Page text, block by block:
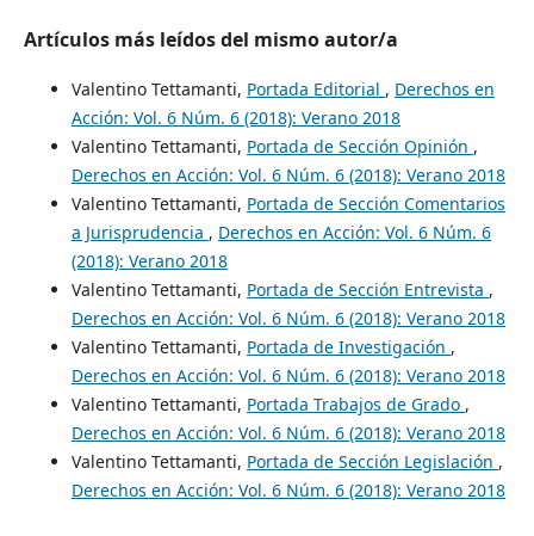
Artículos más leídos del mismo autor/a
Valentino Tettamanti, Portada Editorial , Derechos en
Acción: Vol. 6 Núm. 6 (2018): Verano 2018
Valentino Tettamanti, Portada de Sección Opinión ,
Derechos en Acción: Vol. 6 Núm. 6 (2018): Verano 2018
Valentino Tettamanti, Portada de Sección Comentarios
a Jurisprudencia , Derechos en Acción: Vol. 6 Núm. 6
(2018): Verano 2018
Valentino Tettamanti, Portada de Sección Entrevista ,
Derechos en Acción: Vol. 6 Núm. 6 (2018): Verano 2018
Valentino Tettamanti, Portada de Investigación ,
Derechos en Acción: Vol. 6 Núm. 6 (2018): Verano 2018
Valentino Tettamanti, Portada Trabajos de Grado ,
Derechos en Acción: Vol. 6 Núm. 6 (2018): Verano 2018
Valentino Tettamanti, Portada de Sección Legislación ,
Derechos en Acción: Vol. 6 Núm. 6 (2018): Verano 2018